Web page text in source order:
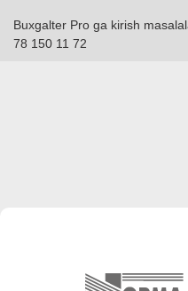
Buxgalter Pro ga kirish
78 150 11 72